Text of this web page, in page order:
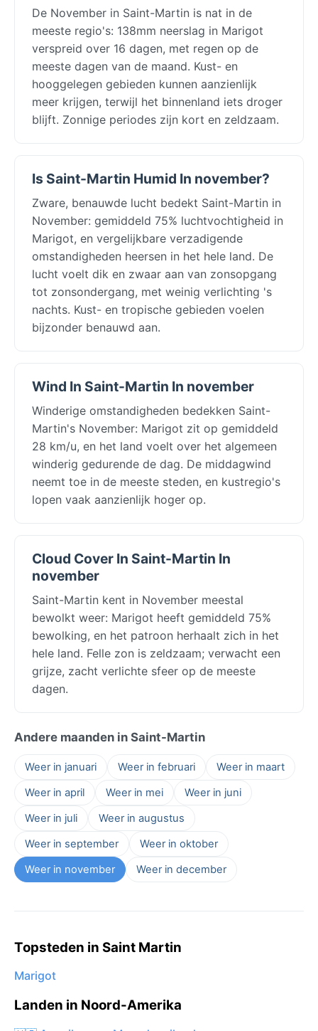
De November in Saint-Martin is nat in de
meeste regio's: 138mm neerslag in Marigot
verspreid over 16 dagen, met regen op de
meeste dagen van de maand. Kust- en
hooggelegen gebieden kunnen aanzienlijk
meer krijgen, terwijl het binnenland iets droger
blijft. Zonnige periodes zijn kort en zeldzaam.
Is Saint-Martin Humid In november?
Zware, benauwde lucht bedekt Saint-Martin in
November: gemiddeld 75% luchtvochtigheid in
Marigot, en vergelijkbare verzadigende
omstandigheden heersen in het hele land. De
lucht voelt dik en zwaar aan van zonsopgang
tot zonsondergang, met weinig verlichting 's
nachts. Kust- en tropische gebieden voelen
bijzonder benauwd aan.
Wind In Saint-Martin In november
Winderige omstandigheden bedekken Saint-
Martin's November: Marigot zit op gemiddeld
28 km/u, en het land voelt over het algemeen
winderig gedurende de dag. De middagwind
neemt toe in de meeste steden, en kustregio's
lopen vaak aanzienlijk hoger op.
Cloud Cover In Saint-Martin In
november
Saint-Martin kent in November meestal
bewolkt weer: Marigot heeft gemiddeld 75%
bewolking, en het patroon herhaalt zich in het
hele land. Felle zon is zeldzaam; verwacht een
grijze, zacht verlichte sfeer op de meeste
dagen.
Andere maanden in Saint-Martin
Weer in januari Weer in februari
Weer in maart
Weer in april
Weer in mei
Weer in juni
Weer in juli
Weer in augustus
Weer in september
Weer in oktober
Weer in november
Weer in december
Topsteden in Saint Martin
Marigot
Landen in Noord-Amerika